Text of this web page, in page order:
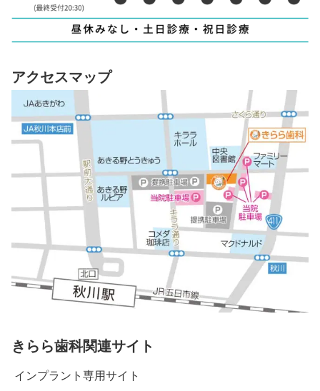
アクセスマップ
きらら歯科関連サイト
インプラント専用サイト